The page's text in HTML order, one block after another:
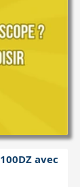
avec